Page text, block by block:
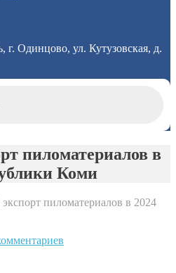
г. Одинцово, ул. Кутузовская, д.
пиломатериалов в
Коми
пиломатериалов в 2024